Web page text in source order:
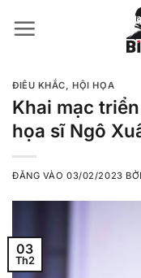
qua
ĐIÊU KHẮC,HỘI HỌA
Khai mạc
họa sĩ Ngô
ĐĂNG VÀO03/02/2023
03
Th2